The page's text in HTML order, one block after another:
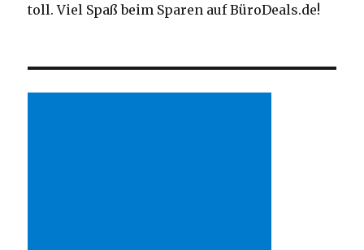
toll. Viel Spaß beim Sparen auf BüroDeals.de!